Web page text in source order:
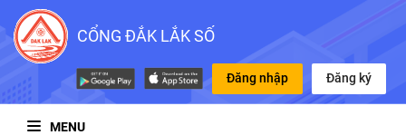
CỔNG ĐẮK LẮK SỐ
Đăng nhập Đăng ký
MENU